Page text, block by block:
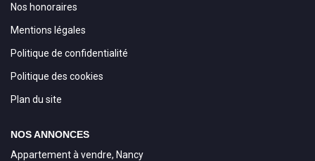
Nos honoraires
Mentions légales
Politique de confidentialité
Politique des cookies
Plan du site
NOS ANNONCES
Appartement à vendre, Nancy